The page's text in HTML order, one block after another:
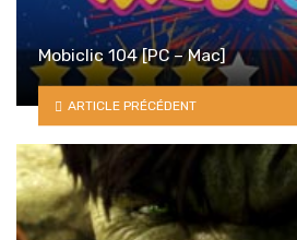
Mobiclic 104 [PC – Mac]
ARTICLE PRÉCÉDENT